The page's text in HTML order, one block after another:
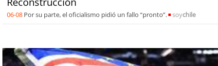
06-08 Por su parte, el oficialismo pidió un fallo “pronto”. soychile